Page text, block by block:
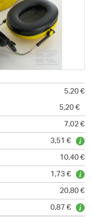
5,20 €
5,20 €
7,02 €
3,51 €
10,40 €
1,73 €
20,80 €
0,87 €